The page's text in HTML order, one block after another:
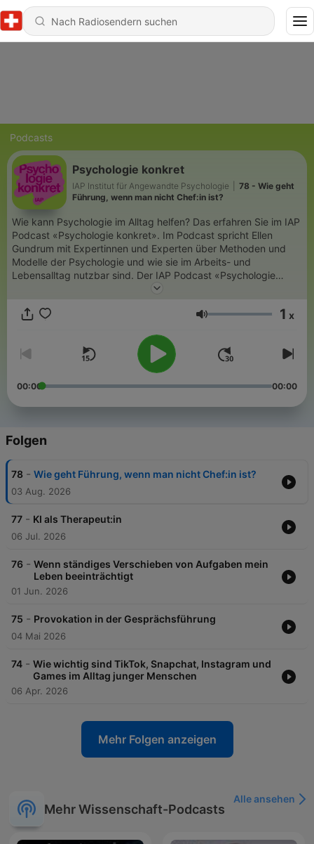
Podcasts
Psychologie konkret
IAP Institut für Angewandte Psychologie
78 - Wie geht
Führung, wenn man nicht Chef:in ist?
Wie kann Psychologie im Alltag helfen? Das erfahren Sie im IAP
Podcast «Psychologie konkret». Im Podcast spricht Ellen
Gundrum mit Expertinnen und Experten über Methoden und
Modelle der Psychologie und wie sie im Arbeits- und
Lebensalltag nutzbar sind. Der IAP Podcast «Psychologie
konkret» erscheint jeden Monat. Das IAP Institut für
Zürcher Hochschule für Angewandte Wissenschaften.
Lautstärke 1 x
00:00 00:00
Folgen
78 - Wie geht Führung, wenn man nicht Chef:in ist?
03 Aug. 2026
77 - KI als Therapeut:in
06 Jul. 2026
76 - Wenn ständiges Verschieben von Aufgaben mein
Leben beeinträchtigt
01 Jun. 2026
75 - Provokation in der Gesprächsführung
04 Mai 2026
74 - Wie wichtig sind TikTok, Snapchat, Instagram und
Games im Alltag junger Menschen
06 Apr. 2026
Mehr Folgen anzeigen
Mehr Wissenschaft-Podcasts
Alle ansehen